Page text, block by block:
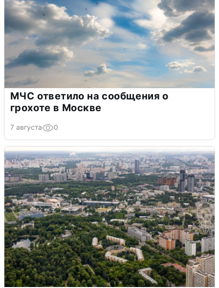
МЧС ответило на сообщения о
грохоте в Москве
7 августа 0